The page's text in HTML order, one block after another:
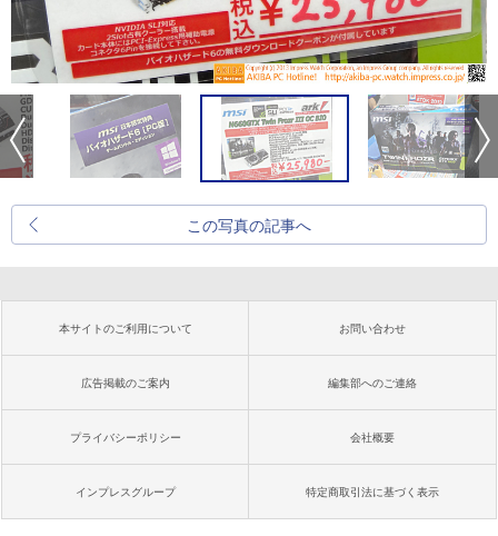
この写真の記事へ
本サイトのご利用について お問い合わせ
広告掲載のご案内 編集部へのご連絡
プライバシーポリシー 会社概要
インプレスグループ 特定商取引法に基づく表示